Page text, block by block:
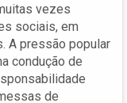
vezes
sociais, em
A pressão popular
condução de
de